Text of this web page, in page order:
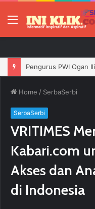
Menu
Home / SerbaSerbi
SerbaSerbi
VRITIMES
Kabari.com
Akses dan
di Indonesia